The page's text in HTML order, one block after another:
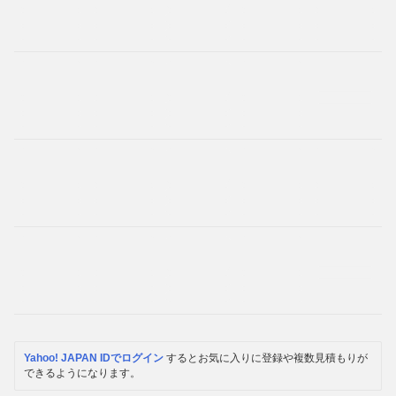
Yahoo! JAPAN IDでログイン するとお気に入りに登録や複数見積もりが
できるようになります。